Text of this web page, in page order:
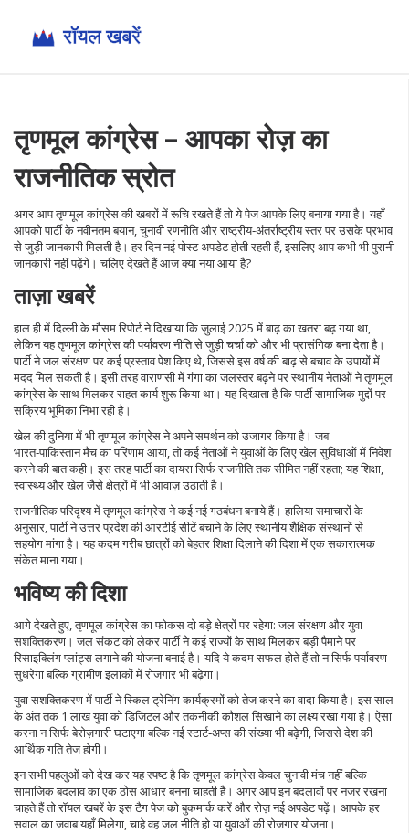
तृणमूल कांग्रेस – आपका रोज़ का
राजनीतिक स्रोत
अगर आप तृणमूल कांग्रेस की खबरों में रूचि रखते हैं तो ये पेज आपके लिए बनाया गया है। यहाँ
आपको पार्टी के नवीनतम बयान, चुनावी रणनीति और राष्ट्रीय‑अंतर्राष्ट्रीय स्तर पर उसके प्रभाव
से जुड़ी जानकारी मिलती है। हर दिन नई पोस्ट अपडेट होती रहती हैं, इसलिए आप कभी भी पुरानी
जानकारी नहीं पढ़ेंगे। चलिए देखते हैं आज क्या नया आया है?
ताज़ा खबरें
हाल ही में दिल्ली के मौसम रिपोर्ट ने दिखाया कि जुलाई 2025 में बाढ़ का खतरा बढ़ गया था,
लेकिन यह तृणमूल कांग्रेस की पर्यावरण नीति से जुड़ी चर्चा को और भी प्रासंगिक बना देता है।
पार्टी ने जल संरक्षण पर कई प्रस्ताव पेश किए थे, जिससे इस वर्ष की बाढ़ से बचाव के उपायों में
मदद मिल सकती है। इसी तरह वाराणसी में गंगा का जलस्तर बढ़ने पर स्थानीय नेताओं ने तृणमूल
कांग्रेस के साथ मिलकर राहत कार्य शुरू किया था। यह दिखाता है कि पार्टी सामाजिक मुद्दों पर
सक्रिय भूमिका निभा रही है।
खेल की दुनिया में भी तृणमूल कांग्रेस ने अपने समर्थन को उजागर किया है। जब
भारत‑पाकिस्तान मैच का परिणाम आया, तो कई नेताओं ने युवाओं के लिए खेल सुविधाओं में निवेश
करने की बात कही। इस तरह पार्टी का दायरा सिर्फ राजनीति तक सीमित नहीं रहता; यह शिक्षा,
स्वास्थ्य और खेल जैसे क्षेत्रों में भी आवाज़ उठाती है।
राजनीतिक परिदृश्य में तृणमूल कांग्रेस ने कई नई गठबंधन बनाये हैं। हालिया समाचारों के
अनुसार, पार्टी ने उत्तर प्रदेश की आरटीई सीटें बचाने के लिए स्थानीय शैक्षिक संस्थानों से
सहयोग मांगा है। यह कदम गरीब छात्रों को बेहतर शिक्षा दिलाने की दिशा में एक सकारात्मक
संकेत माना गया।
भविष्य की दिशा
आगे देखते हुए, तृणमूल कांग्रेस का फोकस दो बड़े क्षेत्रों पर रहेगा: जल संरक्षण और युवा
सशक्तिकरण। जल संकट को लेकर पार्टी ने कई राज्यों के साथ मिलकर बड़ी पैमाने पर
रिसाइक्लिंग प्लांट्स लगाने की योजना बनाई है। यदि ये कदम सफल होते हैं तो न सिर्फ पर्यावरण
सुधरेगा बल्कि ग्रामीण इलाकों में रोजगार भी बढ़ेगा।
युवा सशक्तिकरण में पार्टी ने स्किल ट्रेनिंग कार्यक्रमों को तेज करने का वादा किया है। इस साल
के अंत तक 1 लाख युवा को डिजिटल और तकनीकी कौशल सिखाने का लक्ष्य रखा गया है। ऐसा
करना न सिर्फ बेरोज़गारी घटाएगा बल्कि नई स्टार्ट‑अप्स की संख्या भी बढ़ेगी, जिससे देश की
आर्थिक गति तेज होगी।
इन सभी पहलुओं को देख कर यह स्पष्ट है कि तृणमूल कांग्रेस केवल चुनावी मंच नहीं बल्कि
सामाजिक बदलाव का एक ठोस आधार बनना चाहती है। अगर आप इन बदलावों पर नजर रखना
चाहते हैं तो रॉयल खबरें के इस टैग पेज को बुकमार्क करें और रोज़ नई अपडेट पढ़ें। आपके हर
सवाल का जवाब यहाँ मिलेगा, चाहे वह जल नीति हो या युवाओं की रोजगार योजना।